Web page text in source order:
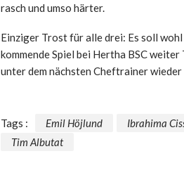
rasch und umso härter.
Einziger Trost für alle drei: Es soll wohl
kommende Spiel bei Hertha BSC
unter dem nächsten Cheftrainer wieder
Tags : Emil Höjlund Ibrahima
Tim Albutat